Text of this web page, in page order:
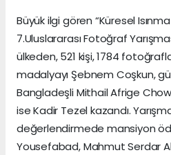
Büyük ilgi gören “Küresel
7.Uluslararası Fotoğraf
ülkeden, 521 kişi, 1784
madalyayı Şebnem Coşkun,
Bangladeşli Mithail Afrige
ise Kadir Tezel kazandı.
değerlendirmede mansiyon
Yousefabad, Mahmut Serdar